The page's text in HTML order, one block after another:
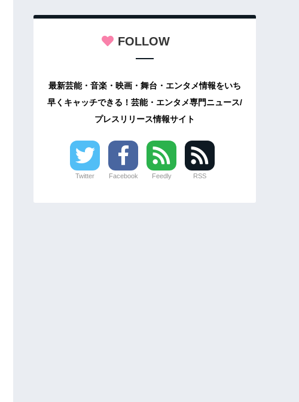
FOLLOW
最新芸能・音楽・映画・舞台・エンタメ情報をいち
早くキャッチできる！芸能・エンタメ専門ニュース/
プレスリリース情報サイト
Twitter Facebook Feedly RSS